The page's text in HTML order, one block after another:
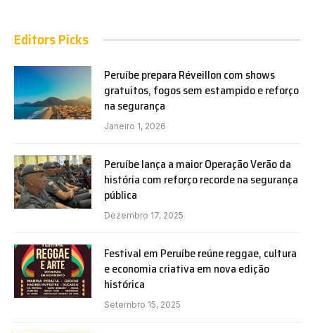
Editors Picks
Peruíbe prepara Réveillon com shows
gratuitos, fogos sem estampido e reforço
na segurança
Janeiro 1, 2026
Peruíbe lança a maior Operação Verão da
história com reforço recorde na segurança
pública
Dezembro 17, 2025
Festival em Peruíbe reúne reggae, cultura
e economia criativa em nova edição
histórica
Setembro 15, 2025